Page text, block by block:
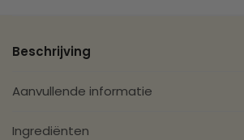
Beschrijving
Aanvullende informatie
Ingrediënten